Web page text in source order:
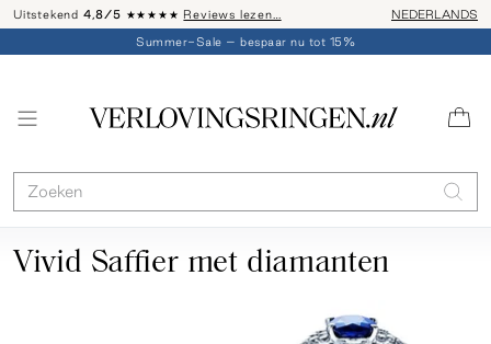
Uitstekend 4,8/5 ★★★★★ Reviews lezen… Advies: 020 -
NEDERLANDS
Summer-Sale – bespaar nu tot 15%
Vivid Saffier met diamanten